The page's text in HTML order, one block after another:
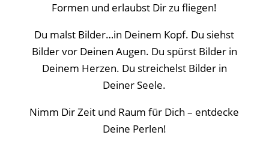
Formen und erlaubst Dir zu fliegen!
Du malst Bilder…in Deinem Kopf. Du siehst
Bilder vor Deinen Augen. Du spürst Bilder in
Deinem Herzen. Du streichelst Bilder in
Deiner Seele.
Nimm Dir Zeit und Raum für Dich – entdecke
Deine Perlen!